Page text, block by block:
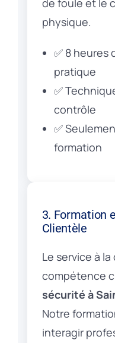
de foule et le
physique.
✅ 8 heures
pratique
✅
contrôle
✅
formation
3. Formation
Clientèle
Le service à
compétence
sécurité à
Notre
interagir